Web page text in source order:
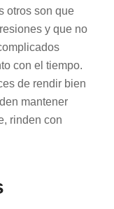
otros son que
y que no
con el tiempo.
de rendir bien
mantener
rinden con